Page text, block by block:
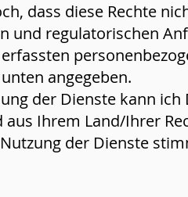
dass diese Rechte
und regulatorischen
angegeben.
der Dienste kann
Ihrem Land/Ihrer
der Dienste